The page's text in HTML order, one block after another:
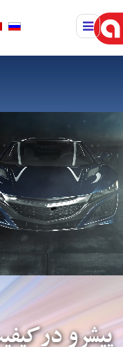
پیشرو